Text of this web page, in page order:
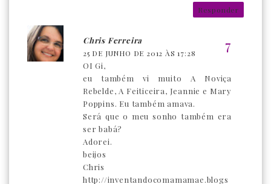
Responder
Chris Ferreira
25 DE JUNHO DE 2012 ÀS 17:28
OI Gi,
eu também vi muito A Noviça
Rebelde, A Feiticeira, Jeannie e Mary
Poppins. Eu também amava.
Será que o meu sonho também era
ser babá?
Adorei.
beijos
Chris
http://inventandocomamamae.blogs